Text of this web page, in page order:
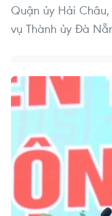
Quận ủy Hải
vụ Thành ủy Đà